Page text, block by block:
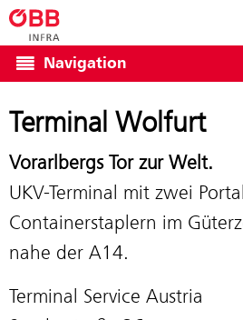
Navigation
Terminal Wolfurt
Vorarlbergs Tor zur Welt.
UKV-Terminal mit zwei
Containerstaplern im
nahe der A14.
Terminal Service Austria